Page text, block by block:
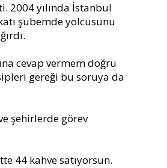
2004 yılında İstanbul
şubemde yolcusunu
cevap vermem doğru
gereği bu soruya da
şehirlerde görev
44 kahve satıyorsun.